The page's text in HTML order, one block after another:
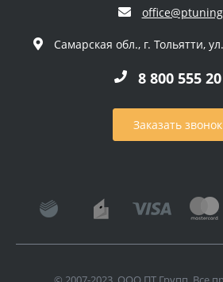
Самарская обл., г. Тольятти,
8 800 555
Заказать звонок